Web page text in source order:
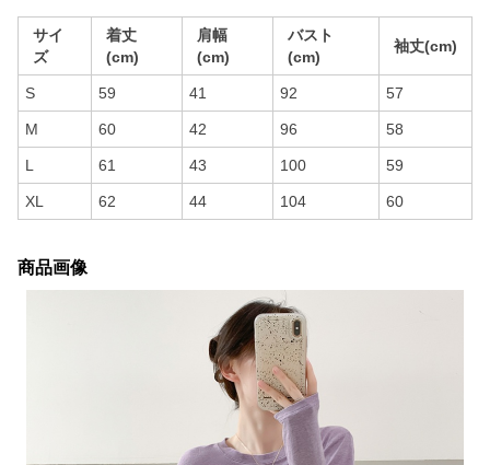
サイ
ズ
着丈
(cm)
肩幅
(cm)
バスト
(cm)
袖丈(cm)
S 59 41 92 57
M 60 42 96 58
L 61 43 100 59
XL 62 44 104 60
商品画像